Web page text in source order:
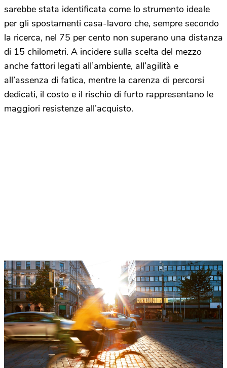
sarebbe stata identificata come lo strumento ideale
per gli spostamenti casa-lavoro che, sempre secondo
la ricerca, nel 75 per cento non superano una distanza
di 15 chilometri. A incidere sulla scelta del mezzo
anche fattori legati all’ambiente, all’agilità e
all’assenza di fatica, mentre la carenza di percorsi
dedicati, il costo e il rischio di furto rappresentano le
maggiori resistenze all’acquisto.